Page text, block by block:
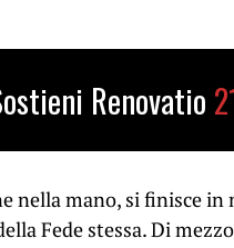
Renovatio
nella mano, si finisce
Fede stessa. Di